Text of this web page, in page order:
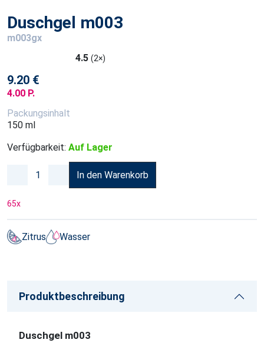
Duschgel m003
m003gx
4.5 (2×)
9.20 €
4.00 P.
Packungsinhalt
150 ml
Verfügbarkeit: Auf Lager
In den Warenkorb
65x
Zitrus Wasser
Produktbeschreibung
Duschgel m003